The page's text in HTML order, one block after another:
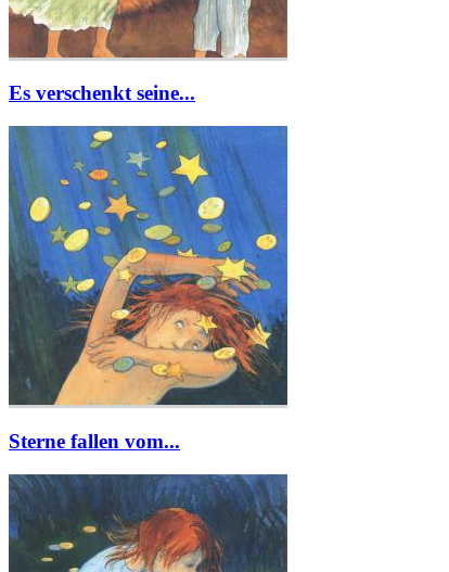
Es verschenkt seine...
Sterne fallen vom...